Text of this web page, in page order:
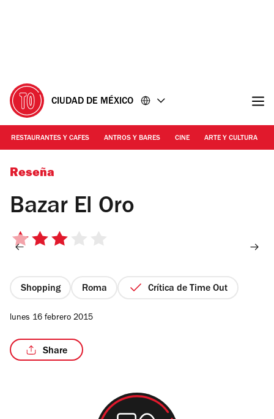
CIUDAD DE MÉXICO
RESTAURANTES Y CAFES ANTROS Y BARES CINE ARTE Y CULTURA
Foto: Melissa Moreno
Reseña
Bazar El Oro
3
estrellas
Shopping Roma Crítica de Time Out
lunes 16 febrero 2015
Share